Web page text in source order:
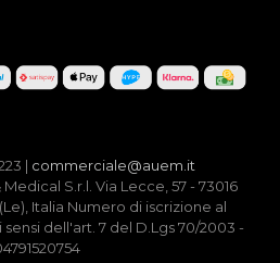
| commerciale@auem.it
S.r.l. Via Lecce, 57 - 73016
Italia Numero di iscrizione al
dell'art. 7 del D.Lgs 70/2003 -